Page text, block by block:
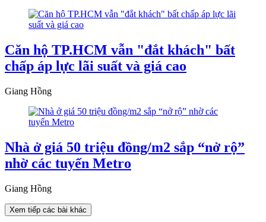
Căn hộ TP.HCM vẫn "đắt khách" bất
chấp áp lực lãi suất và giá cao
Giang Hồng
Nhà ở giá 50 triệu đồng/m2 sắp “nở rộ”
nhờ các tuyến Metro
Giang Hồng
Xem tiếp các bài khác